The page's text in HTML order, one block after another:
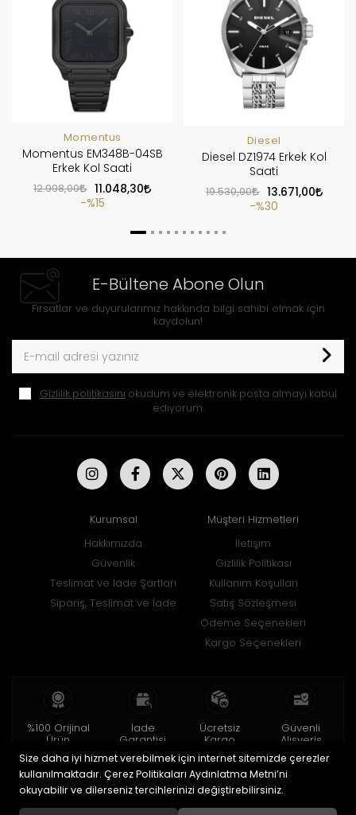
Momentus
Momentus EM348B-04SB
Erkek Kol Saati
12.998,00
11.048,30
%15
Diesel
Diesel DZ1974 Erkek Kol
Saati
19.530,00
13.671,00
%30
E-Bültene Abone Olun
Fırsatlar ve duyurularımız hakkında bilgi sahibi olmak için
kaydolun!
Gizlilik politikasını okudum ve elektronik posta almayı kabul
ediyorum.
Kurumsal
Hakkımızda
Güvenlik
Teslimat ve İade Şartları
Sipariş, Teslimat ve İade
Müşteri Hizmetleri
İletişim
Gizlilik Politikası
Kullanım Koşulları
Satış Sözleşmesi
Ödeme Seçenekleri
Kargo Seçenekleri
%100 Orijinal
Ürün
2 yıl garanti
İade
Garantisi
15 gün içinde
iade
Ücretsiz
Kargo
150 TL ve üzeri
Güvenli
Alışveriş
256bit SSL ile
Size daha iyi hizmet verebilmek için internet sitemizde çerezler
kullanılmaktadır. Çerez Politikaları Aydınlatma Metni’ni
okuyabilir ve dilerseniz tercihlerinizi değiştirebilirsiniz.